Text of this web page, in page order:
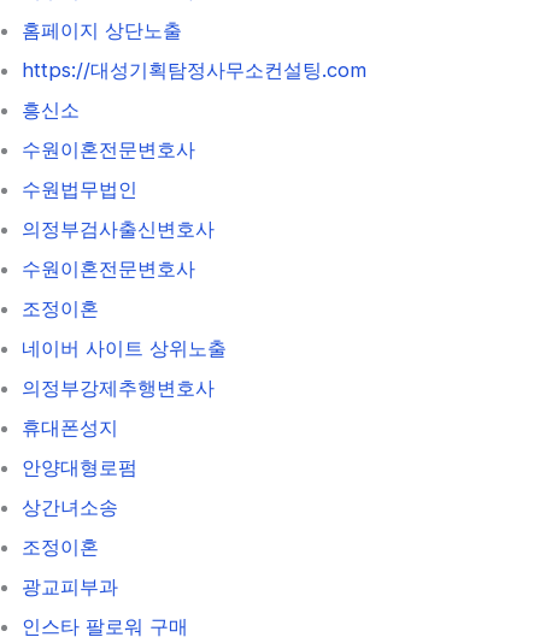
홈페이지 상단노출
https://대성기획탐정사무소컨설팅.com
흥신소
수원이혼전문변호사
수원법무법인
의정부검사출신변호사
수원이혼전문변호사
조정이혼
네이버 사이트 상위노출
의정부강제추행변호사
휴대폰성지
안양대형로펌
상간녀소송
조정이혼
광교피부과
인스타 팔로워 구매